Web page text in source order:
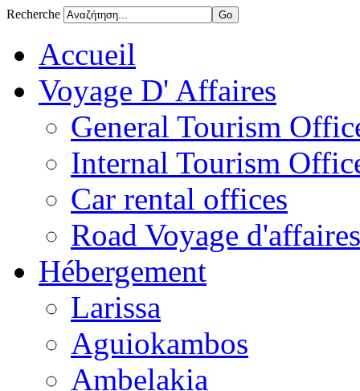
Recherche
Accueil
Voyage D' Affaires
General Tourism
Internal Tourism
Car rental offices
Road Voyage
Hébergement
Larissa
Aguiokambos
Ambelakia